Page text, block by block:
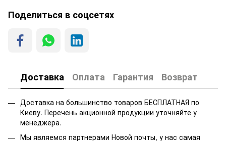
Поделиться в соцсетях
Доставка Оплата Гарантия Возврат
Доставка на большинство товаров БЕСПЛАТНАЯ по
Киеву. Перечень акционной продукции уточняйте у
менеджера.
Мы являемся партнерами Новой почты, у нас самая